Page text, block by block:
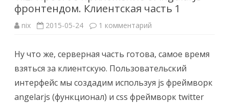
фронтендом. Клиентская часть 1
nix 2015-05-24 1 комментарий
приложение
c
AngularJS
фронтендом.
Клиентская
часть
1
Ну что же, серверная часть готова, самое время
взяться за клиентскую. Пользовательский
интерфейс мы создадим используя js фреймворк
angelarjs (функционал) и css фреймворк twitter